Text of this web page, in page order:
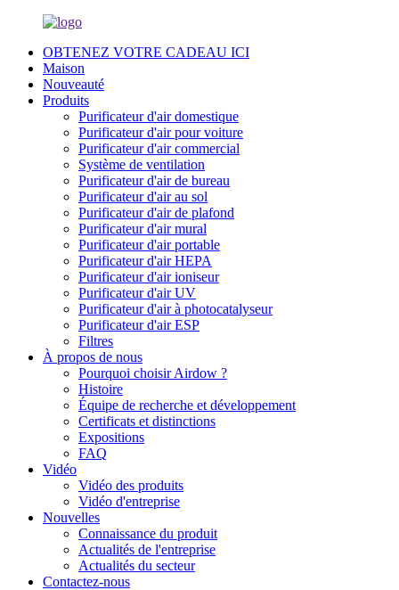
OBTENEZ VOTRE CADEAU ICI
Maison
Nouveauté
Produits
Purificateur d'air domestique
Purificateur d'air pour voiture
Purificateur d'air commercial
Système de ventilation
Purificateur d'air de bureau
Purificateur d'air au sol
Purificateur d'air de plafond
Purificateur d'air mural
Purificateur d'air portable
Purificateur d'air HEPA
Purificateur d'air ioniseur
Purificateur d'air UV
Purificateur d'air à photocatalyseur
Purificateur d'air ESP
Filtres
À propos de nous
Pourquoi choisir Airdow ?
Histoire
Équipe de recherche et développement
Certificats et distinctions
Expositions
FAQ
Vidéo
Vidéo des produits
Vidéo d'entreprise
Nouvelles
Connaissance du produit
Actualités de l'entreprise
Actualités du secteur
Contactez-nous